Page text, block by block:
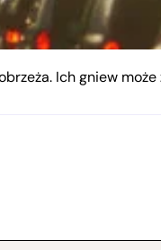
Ich gniew